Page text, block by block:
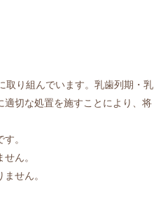
取り組んでいます。乳歯列期・乳
切な処置を施すことにより、将
。
ん。
せん。